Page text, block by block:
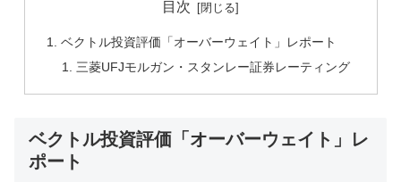
目次
ベクトル投資評価「オーバーウェイト」レポート
三菱UFJモルガン・スタンレー証券レーティング
ベクトル投資評価「オーバーウェイト」レ
ポート